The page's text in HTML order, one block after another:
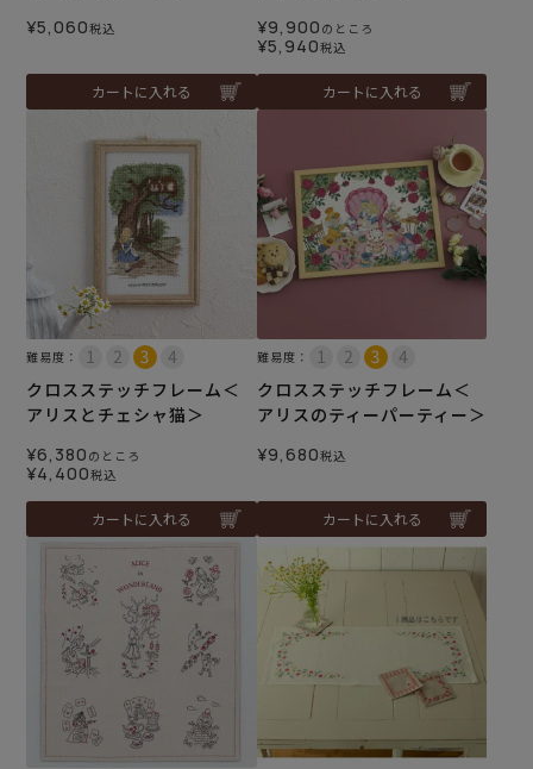
¥5,060税込
カートに入れる
¥9,900 のところ
¥5,940税込
カートに入れる
難易度：
クロスステッチフレーム＜
アリスとチェシャ猫＞
¥6,380 のところ
¥4,400税込
カートに入れる
難易度：
クロスステッチフレーム＜
アリスのティーパーティー＞
¥9,680税込
カートに入れる